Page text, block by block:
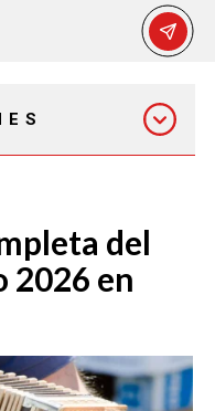
PM
del
2026 en